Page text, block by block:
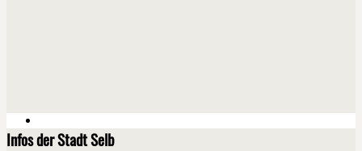
Infos der Stadt Selb